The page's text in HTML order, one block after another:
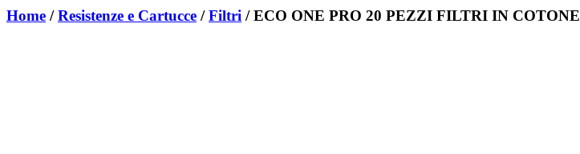
Home /Resistenze e Cartucce /Filtri / ECO ONE PRO 20 PEZZI FILTRI IN COTONE